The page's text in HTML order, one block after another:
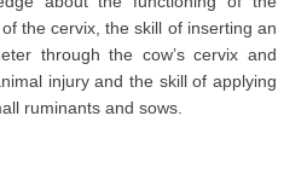
the cervix, the skill of inserting an
through the cow’s cervix and
injury and the skill of applying
ruminants and sows.